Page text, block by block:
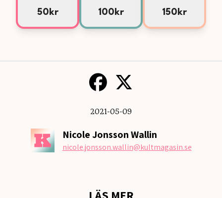
50kr 100kr 150kr
2021-05-09
Nicole Jonsson Wallin
nicole.jonsson.wallin@kultmagasin.se